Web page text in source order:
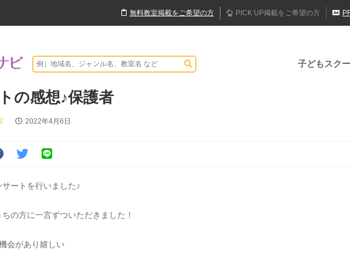
無料教室掲載をご希望の方 PICK UP掲載をご希望の方
子どもスク
の感想♪保護者
2022年4月6日
ートを行いました♪
の方に一言ずついただきました！
会があり嬉しい